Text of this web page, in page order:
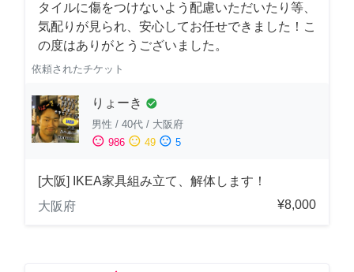
タイルに傷をつけないよう配慮いただいたり等、
気配りが見られ、安心してお任せできました！こ
の度はありがとうございました。
依頼されたチケット
りょーき check_circle
男性 / 40代 / 大阪府
sentiment_satisfied 986 sentiment_neutral 49 sentiment_dissatisfied 5
[大阪] IKEA家具組み立て、解体します！
大阪府
¥8,000